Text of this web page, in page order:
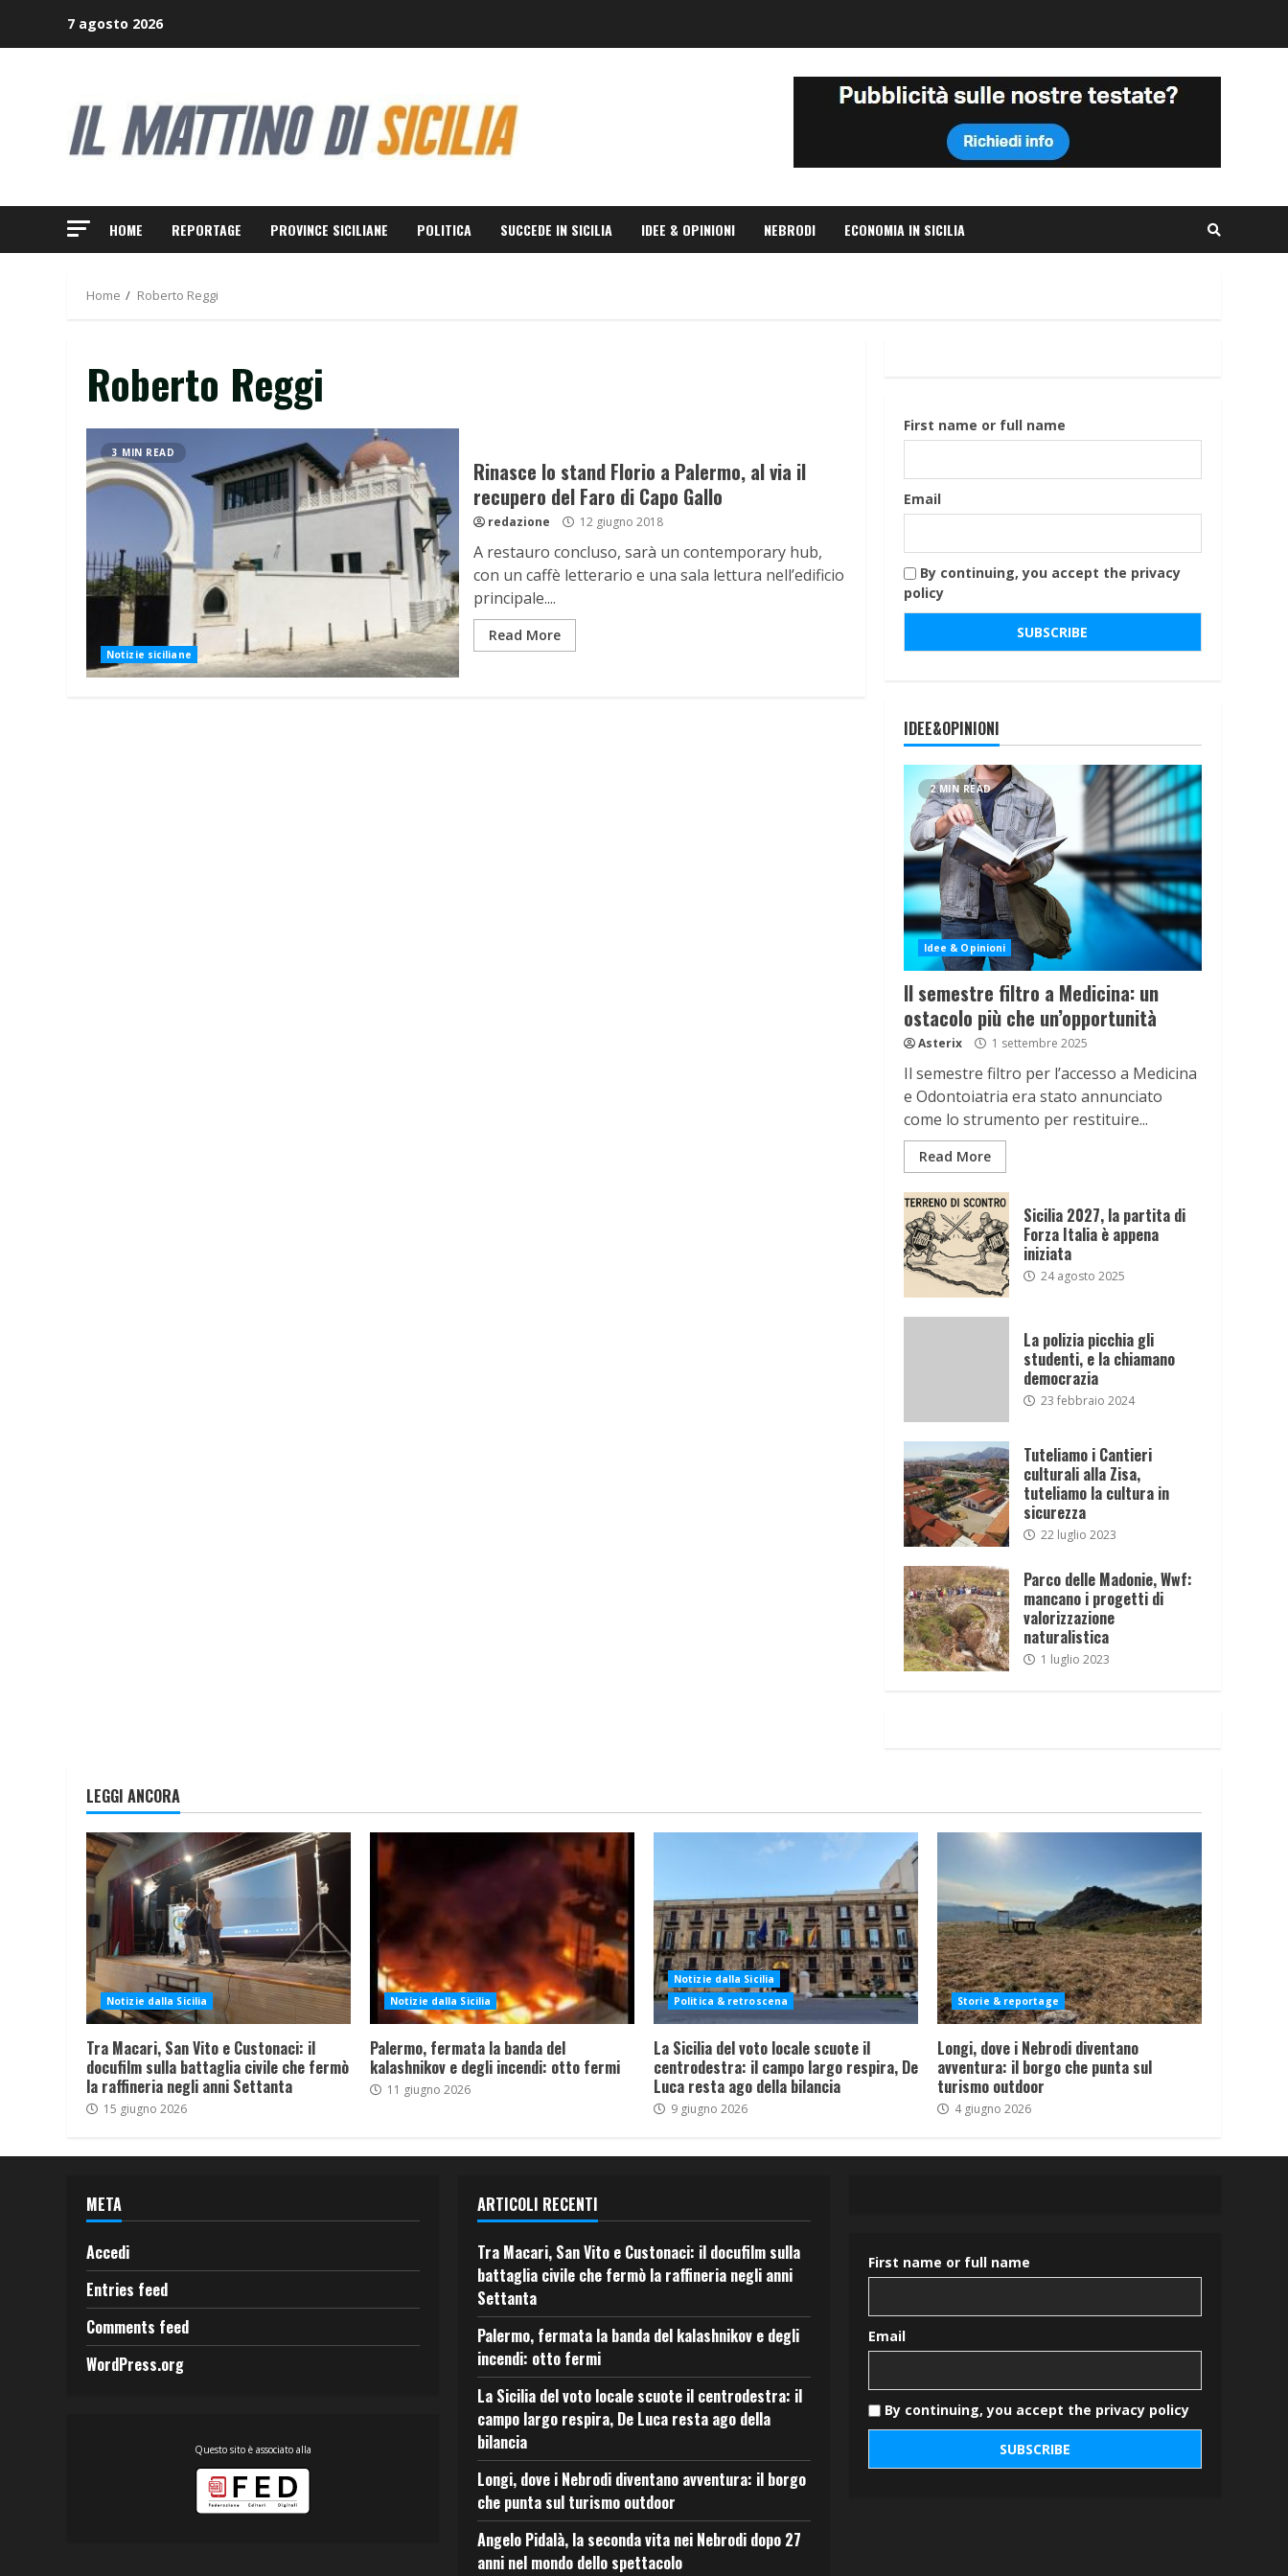
7 agosto 2026
HOME REPORTAGE PROVINCE SICILIANE POLITICA SUCCEDE IN SICILIA IDEE & OPINIONI NEBRODI ECONOMIA IN SICILIA
Home Roberto Reggi
Roberto Reggi
3 MIN READ
Notizie siciliane
Rinasce lo stand Florio a Palermo, al via il
recupero del Faro di Capo Gallo
redazione 12 giugno 2018
A restauro concluso, sarà un contemporary hub,
con un caffè letterario e una sala lettura nell’edificio
principale....
Read More
First name or full name
Email
By continuing, you accept the privacy
policy
IDEE&OPINIONI
2 MIN READ
Idee & Opinioni
Il semestre filtro a Medicina: un
ostacolo più che un’opportunità
Asterix 1 settembre 2025
Il semestre filtro per l’accesso a Medicina
e Odontoiatria era stato annunciato
come lo strumento per restituire...
Read More
Sicilia 2027, la partita di
Forza Italia è appena
iniziata
24 agosto 2025
La polizia picchia gli
studenti, e la chiamano
democrazia
23 febbraio 2024
Tuteliamo i Cantieri
culturali alla Zisa,
tuteliamo la cultura in
sicurezza
22 luglio 2023
Parco delle Madonie, Wwf:
mancano i progetti di
valorizzazione
naturalistica
1 luglio 2023
LEGGI ANCORA
Notizie dalla Sicilia
Tra Macari, San Vito e Custonaci: il
docufilm sulla battaglia civile che fermò
la raffineria negli anni Settanta
15 giugno 2026
Notizie dalla Sicilia
Palermo, fermata la banda del
kalashnikov e degli incendi: otto fermi
11 giugno 2026
Notizie dalla Sicilia
Politica & retroscena
La Sicilia del voto locale scuote il
centrodestra: il campo largo respira, De
Luca resta ago della bilancia
9 giugno 2026
Storie & reportage
Longi, dove i Nebrodi diventano
avventura: il borgo che punta sul
turismo outdoor
4 giugno 2026
META
Accedi
Entries feed
Comments feed
WordPress.org
Questo sito è associato alla
ARTICOLI RECENTI
Tra Macari, San Vito e Custonaci: il docufilm sulla
battaglia civile che fermò la raffineria negli anni
Settanta
Palermo, fermata la banda del kalashnikov e degli
incendi: otto fermi
La Sicilia del voto locale scuote il centrodestra: il
campo largo respira, De Luca resta ago della
bilancia
Longi, dove i Nebrodi diventano avventura: il borgo
che punta sul turismo outdoor
Angelo Pidalà, la seconda vita nei Nebrodi dopo 27
anni nel mondo dello spettacolo
First name or full name
Email
By continuing, you accept the privacy policy